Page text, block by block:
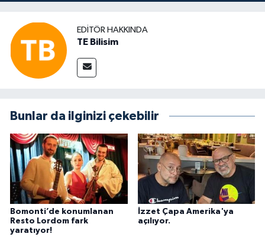
EDITÖR HAKKINDA
TE Bilisim
Bunlar da ilginizi çekebilir
Bomonti’de konumlanan
Resto Lordom fark
yaratıyor!
İzzet Çapa Amerika'ya
açılıyor.